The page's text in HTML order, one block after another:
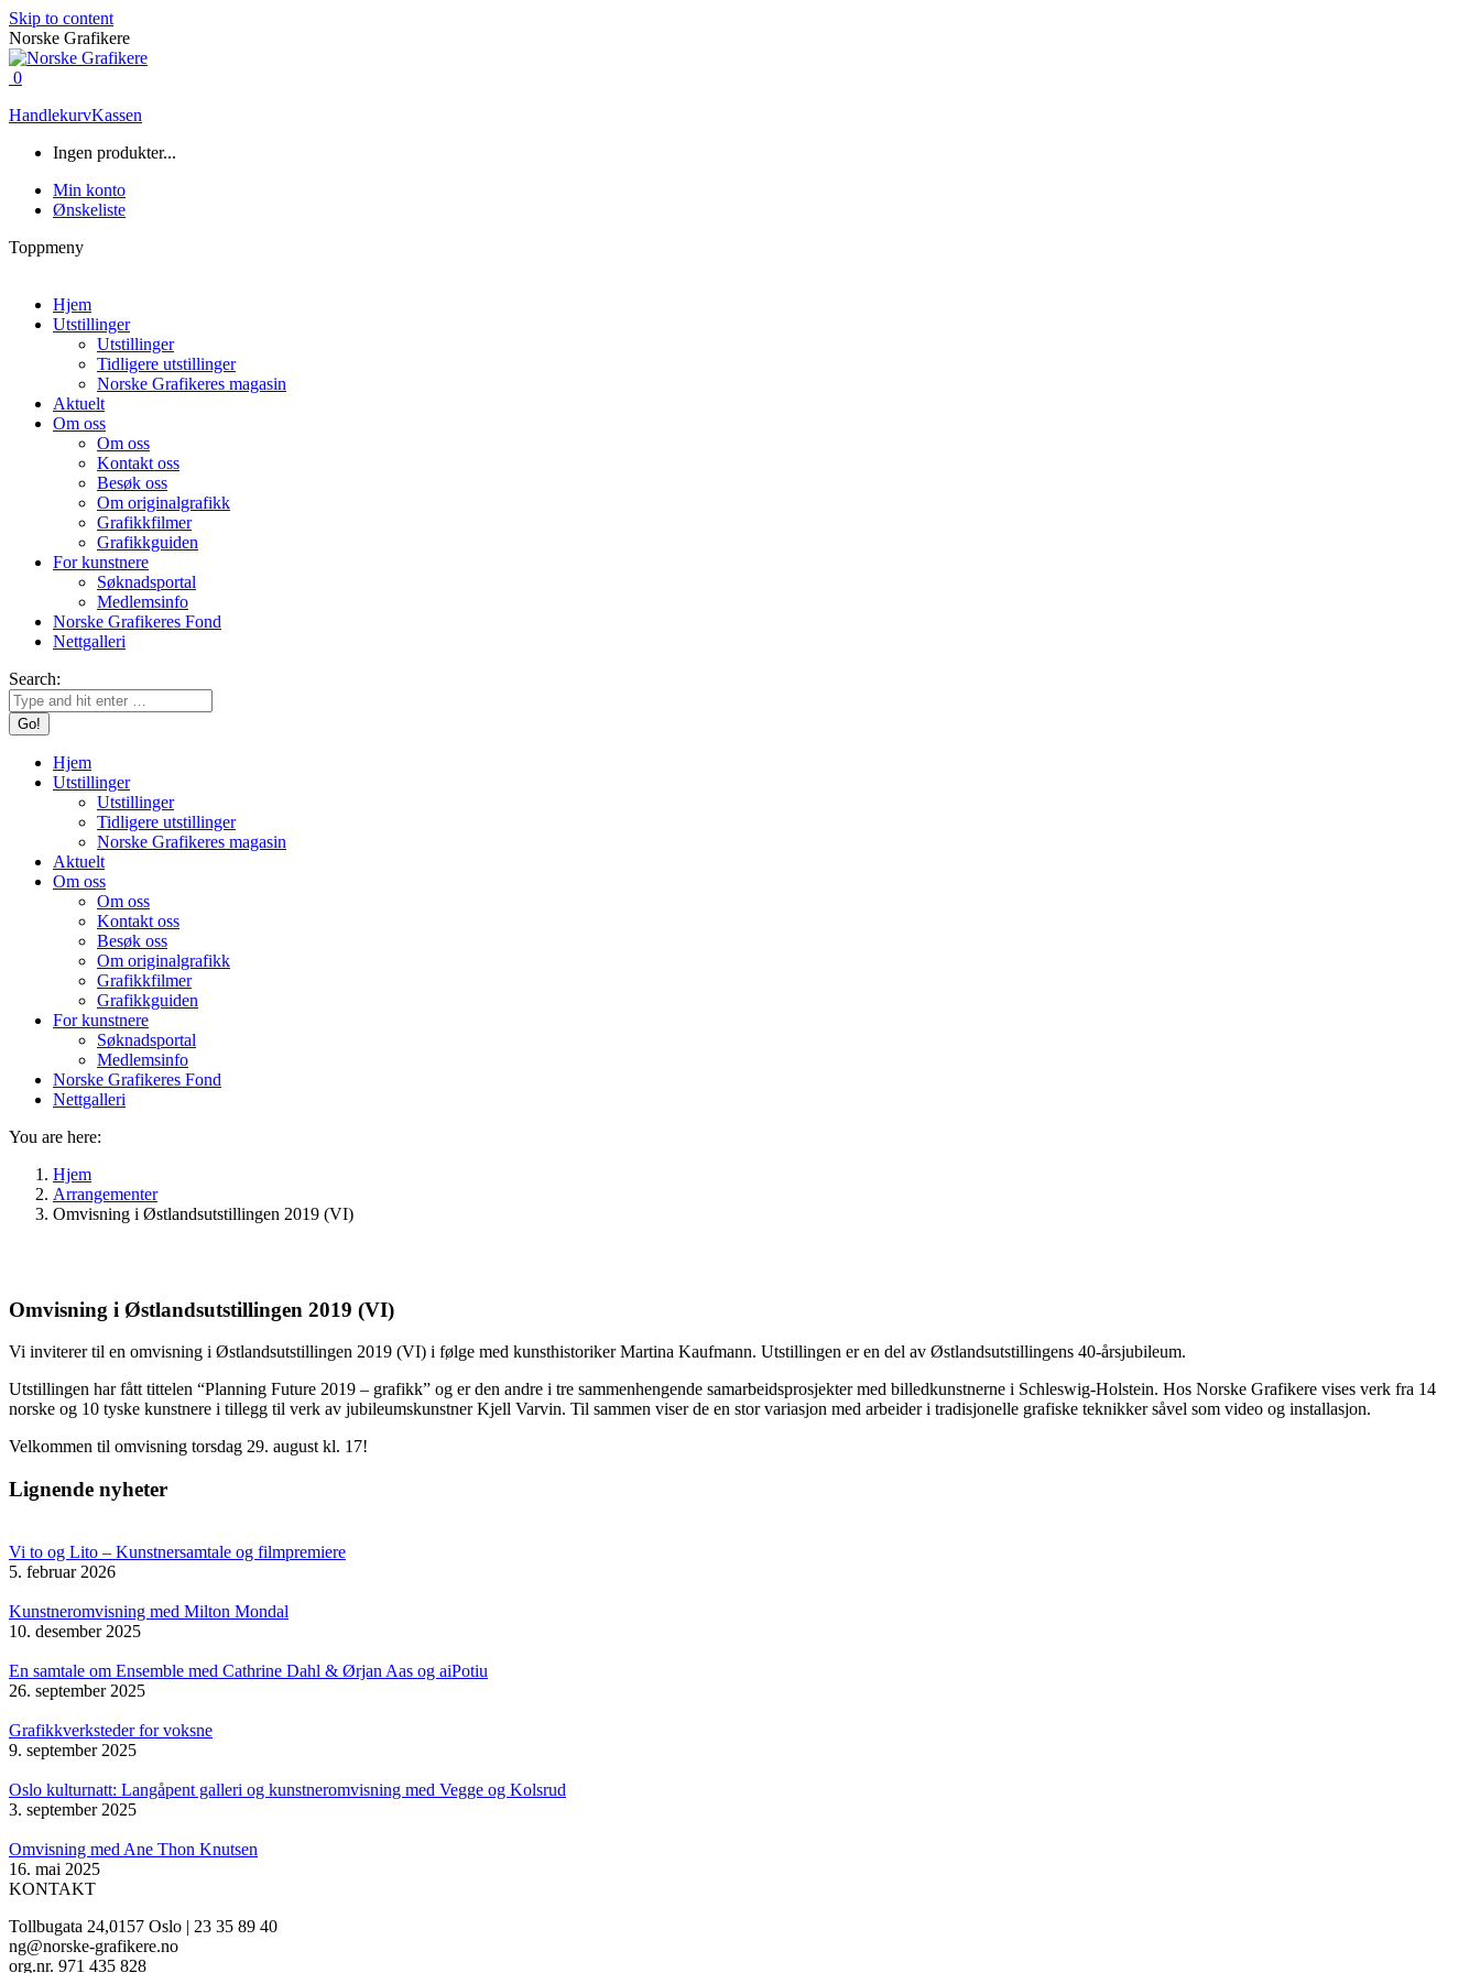
Skip to content
Norske Grafikere
0
HandlekurvKassen
Ingen produkter...
Min konto
Ønskeliste
Toppmeny
Hjem
Utstillinger
Utstillinger
Tidligere utstillinger
Norske Grafikeres magasin
Aktuelt
Om oss
Om oss
Kontakt oss
Besøk oss
Om originalgrafikk
Grafikkfilmer
Grafikkguiden
For kunstnere
Søknadsportal
Medlemsinfo
Norske Grafikeres Fond
Nettgalleri
Search:
Hjem
Utstillinger
Utstillinger
Tidligere utstillinger
Norske Grafikeres magasin
Aktuelt
Om oss
Om oss
Kontakt oss
Besøk oss
Om originalgrafikk
Grafikkfilmer
Grafikkguiden
For kunstnere
Søknadsportal
Medlemsinfo
Norske Grafikeres Fond
Nettgalleri
You are here:
Hjem
Arrangementer
Omvisning i Østlandsutstillingen 2019 (VI)
Omvisning i Østlandsutstillingen 2019 (VI)
Vi inviterer til en omvisning i Østlandsutstillingen 2019 (VI) i følge med kunsthistoriker Martina Kaufmann. Utstillingen er en del av Østlandsutstillingens 40-årsjubileum.
Utstillingen har fått tittelen “Planning Future 2019 – grafikk” og er den andre i tre sammenhengende samarbeidsprosjekter med billedkunstnerne i Schleswig-Holstein. Hos Norske Grafikere vises verk fra 14
norske og 10 tyske kunstnere i tillegg til verk av jubileumskunstner Kjell Varvin. Til sammen viser de en stor variasjon med arbeider i tradisjonelle grafiske teknikker såvel som video og installasjon.
Velkommen til omvisning torsdag 29. august kl. 17!
Lignende nyheter
Vi to og Lito – Kunstnersamtale og filmpremiere
5. februar 2026
Kunstneromvisning med Milton Mondal
10. desember 2025
En samtale om Ensemble med Cathrine Dahl & Ørjan Aas og aiPotiu
26. september 2025
Grafikkverksteder for voksne
9. september 2025
Oslo kulturnatt: Langåpent galleri og kunstneromvisning med Vegge og Kolsrud
3. september 2025
Omvisning med Ane Thon Knutsen
16. mai 2025
KONTAKT
Tollbugata 24,0157 Oslo | 23 35 89 40
ng@norske-grafikere.no
org.nr. 971 435 828